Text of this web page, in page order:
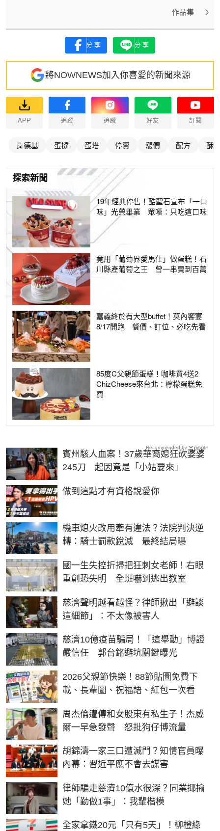
作品集
分享 分享
將NOWNEWS加入你喜愛的新聞來源
APP 追蹤 追蹤 好友 訂閱
肯德基 蛋撻 蛋塔 停賣 漲價 配方 酥
探索新聞
19年經典停售！酷聖石宣布「一口
味」光榮畢業 眾嘆：只吃這口味
竟用「葡萄界愛馬仕」做蛋糕！石
川縣產葡萄之王 曾一串賣到百萬
嘉義終於有大型buffet！莫內饗宴
8/17開跑 餐價、訂位、必吃先看
85度C父親節蛋糕！咖啡買4送2
ChizCheese來台北：檸檬蛋糕免
費
賓州駭人血案！37歲華裔媳狂砍婆婆
245刀 起因竟是「小姑要來」
做到這點才有資格說愛你
PR
機車熄火改用牽有違法？法院判決逆
轉：騎士罰款銳減 最終結局曝
國一生失控折掃把狂刺女老師！右眼
重創恐失明 全班嚇到逃出教室
慈濟聲明越看越怪？律師揪出「避談
這細節」：不太像被害人
慈濟10億疫苗騙局！「這舉動」博證
嚴信任 郭台銘避坑關鍵曝光
2026父親節快樂！88節貼圖免費下
載、長輩圖、祝福語、紅包一次看
周杰倫遭傳和女股東有私生子！杰威
爾一早急發聲 怒批狗仔博流量
胡錦濤一家三口遭滅門？知情官員曝
內幕：習近平應不會去謀害
律師騙走慈濟10億水很深？同業揶揄
她「勤做1事」：我輩楷模
全家拿鐵20元「只有5天」！柳橙綠
Recommended by